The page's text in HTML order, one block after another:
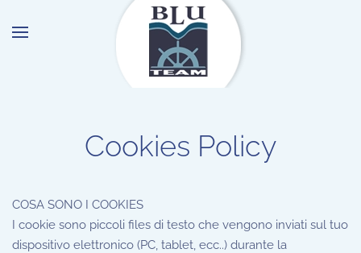
Skip to main content
Cookies Policy
COSA SONO I COOKIES
I cookie sono piccoli files di testo che vengono inviati sul tuo
dispositivo elettronico (PC, tablet, ecc..) durante la